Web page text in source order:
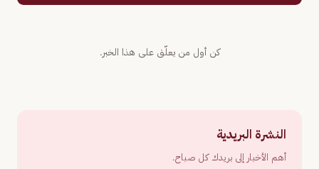
كن أول من يعلّق على هذا الخبر.
النشرة البريدية
أهم الأخبار إلى بريدك كل صباح.